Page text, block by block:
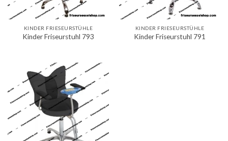
KINDER FRIESEURSTÜHLE
Kinder Friseurstuhl 793
KINDER FRIESEURSTÜHLE
Kinder Friseurstuhl 791